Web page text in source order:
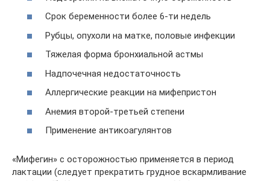
Срок беременности более 6-ти недель
Рубцы, опухоли на матке, половые инфекции
Тяжелая форма бронхиальной астмы
Надпочечная недостаточность
Аллергические реакции на мифепристон
Анемия второй-третьей степени
Применение антикоагулянтов
«Мифегин» с осторожностью применяется в период
лактации (следует прекратить грудное вскармливание